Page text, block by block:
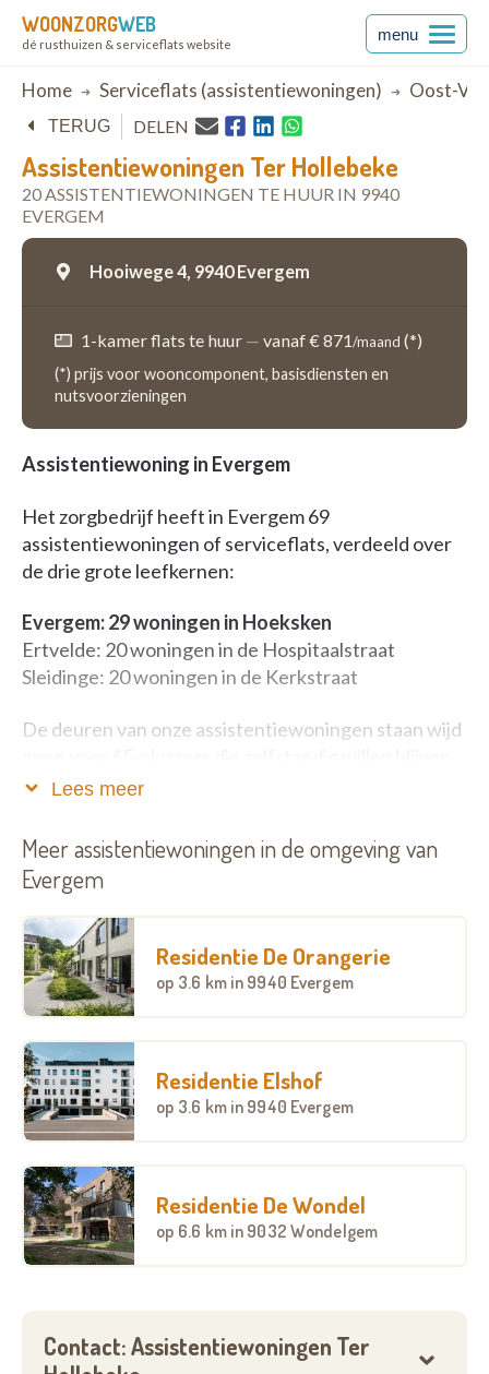
WOONZORGWEB
dé rusthuizen & serviceflats website
menu
Breadcrumb
Home Serviceflats (assistentiewoningen) Oost-
Assistentiewoningen Ter Hollebeke
20 ASSISTENTIEWONINGEN TE HUUR IN 9940
EVERGEM
TERUG DELEN
Hooiwege 4, 9940 Evergem
1-kamer flats te huur — vanaf € 871/maand (*)
(*) prijs voor wooncomponent, basisdiensten en
nutsvoorzieningen
Assistentiewoning in Evergem
Het zorgbedrijf heeft in Evergem 69
assistentiewoningen of serviceflats, verdeeld over
de drie grote leefkernen:
Evergem: 29 woningen in Hoeksken
Ertvelde: 20 woningen in de Hospitaalstraat
Sleidinge: 20 woningen in de Kerkstraat
De deuren van onze assistentiewoningen staan wijd
wonen. Ben je jonger maar heb je interesse? Geen
plek is. Maximaal een kwart van onze bewoners is
jonger dan 65. Je woont hier niet alleen comfortabel,
maar je hebt ook toegang tot allerlei handige
diensten in het woonzorgcentrum of het lokaal
dienstencentrum in Evergem, gewoon om de hoek.
Elke assistentiewoning heeft:
Een inkom;
Een woonkamer met eethoek en zithoek;
Een ingericht keukentje;
Een bergruimte met aansluitingsmogelijkheid voor
Een ruime slaapkamer;
Een volledig ingerichte badkamer met aangepaste
wastafel, toilet en zitdouche zonder instaprand;
Gratis Wi-Fi;
een wasserette die gebruikt kan worden door alle
Lees meer
Meer assistentiewoningen in de omgeving van
Evergem
Residentie De Orangerie
op 3.6 km in 9940 Evergem
Residentie Elshof
op 3.6 km in 9940 Evergem
Residentie De Wondel
op 6.6 km in 9032 Wondelgem
Contact: Assistentiewoningen Ter